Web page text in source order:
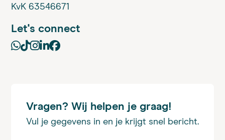
KvK 63546671
Let's connect
Vragen? Wij helpen je graag!
Vul je gegevens in en je krijgt snel bericht.